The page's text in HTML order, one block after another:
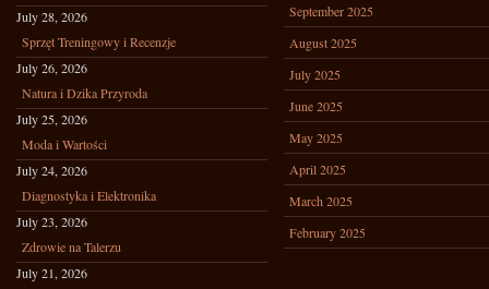
July 28, 2026
Sprzęt Treningowy i Recenzje
July 26, 2026
Natura i Dzika Przyroda
July 25, 2026
Moda i Wartości
July 24, 2026
Diagnostyka i Elektronika
July 23, 2026
Zdrowie na Talerzu
July 21, 2026
September 2025
August 2025
July 2025
June 2025
May 2025
April 2025
March 2025
February 2025